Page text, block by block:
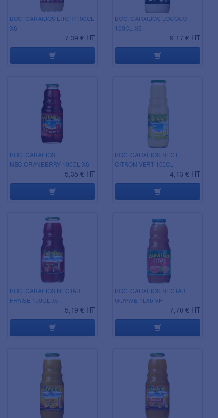
BOC. CARAIBOS LITCHI 100CL
X6
7,39 € HT
BOC. CARAIBOS LOCOCO
100CL X6
9,17 € HT
BOC. CARAIBOS
NEC.CRANBERRY 100CL X6
5,35 € HT
BOC. CARAIBOS NECT
CITRON VERT 100CL
4,13 € HT
BOC. CARAIBOS NECTAR
FRAISE 100CL X6
5,19 € HT
BOC. CARAIBOS NECTAR
GOYAVE 1LX6 VP
7,70 € HT